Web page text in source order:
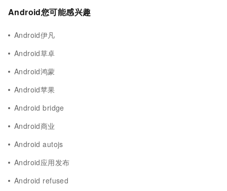
Android您可能感兴趣
Android伊凡
Android草卓
Android鸿蒙
Android苹果
Android bridge
Android商业
Android autojs
Android应用发布
Android refused